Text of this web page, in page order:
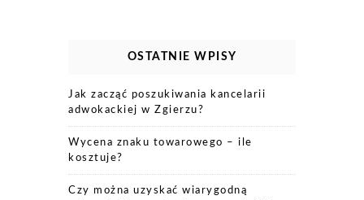
OSTATNIE WPISY
Jak zacząć poszukiwania kancelarii
adwokackiej w Zgierzu?
Wycena znaku towarowego – ile
kosztuje?
Czy można uzyskać wiarygodną